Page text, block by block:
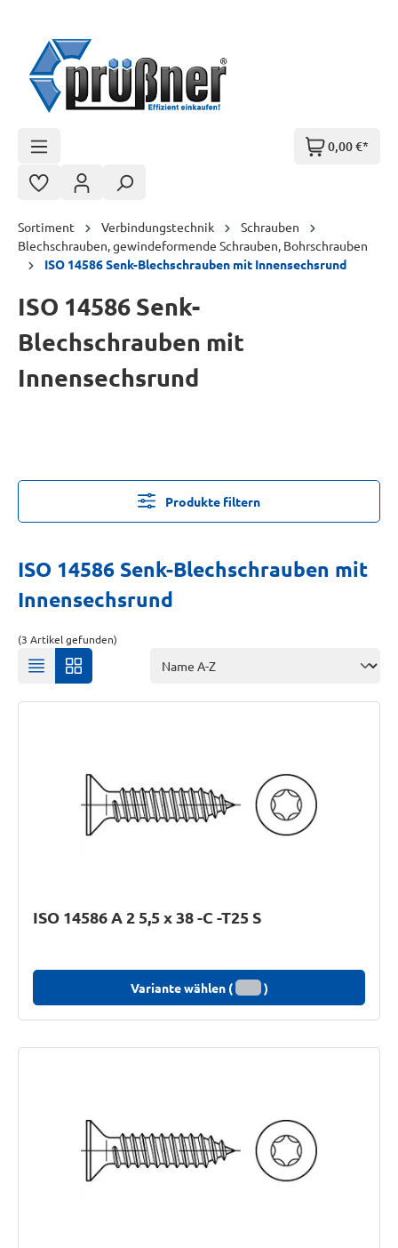
0,00 €*
Sortiment Verbindungstechnik
Schrauben
Blechschrauben, gewindeformende Schrauben, Bohrschrauben
ISO 14586 Senk-Blechschrauben mit Innensechsrund
ISO 14586 Senk-
Blechschrauben mit
Innensechsrund
Produkte filtern
ISO 14586 Senk-Blechschrauben mit
Innensechsrund
(3 Artikel gefunden)
ISO 14586 A 2 5,5 x 38 -C -T25 S
Variante wählen ( )